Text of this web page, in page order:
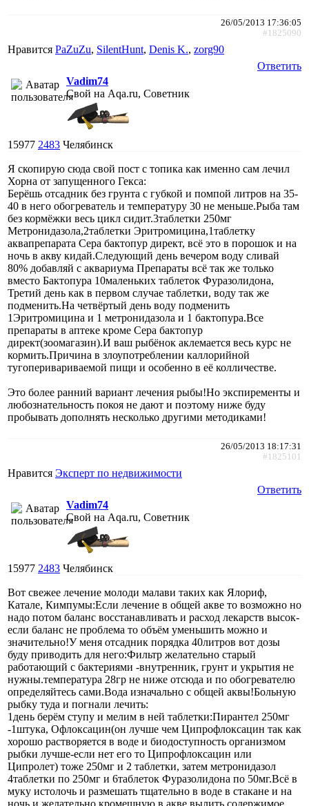
26/05/2013 17:36:05
#1825090
Нравится PaZuZu, SilentHunt, Denis K., zorg90
Ответить
Vadim74
Свой на Aqa.ru, Советник
15977 2483 Челябинск
Я скопирую сюда свой пост с топика как именно сам лечил
Хорна от запущенного Гекса:
Берёшь отсадник без грунта с губкой и помпой литров на 35-
40 в него обогреватель и температуру 30 не меньше.Рыба там
без кормёжки весь цикл сидит.3таблетки 250мг
Метронидазола,2таблетки Эритромицина,1таблетку
аквапрепарата Сера бактопур директ, всё это в порошок и на
ночь в акву кидай.Следующий день вечером воду сливай
80% добавляй с аквариума Препараты всё так же только
вместо Бактопура 10маленьких таблеток Фуразолидона,
Третий день как в первом случае таблетки, воду так же
подменить.На четвёртый день воду подменить
1Эритромицина и 1 метронидазола и 1 бактопура.Все
препараты в аптеке кроме Сера бактопур
директ(зоомагазин).И ваш рыбёнок аклемается весь курс не
кормить.Причина в злоупотреблении каллорийной
тугоперивариваемой пищи и особенно в её колличестве.
Это более ранний вариант лечения рыбы!Но экспиременты и
любознательность покоя не дают и поэтому ниже буду
пробывать дополнять несколько другими методиками!
26/05/2013 18:17:31
#1825101
Нравится Эксперт по недвижимости
Ответить
Vadim74
Свой на Aqa.ru, Советник
15977 2483 Челябинск
Вот свежее лечение молоди малави таких как Ялориф,
Катале, Кимпумы:Если лечение в общей акве то возможно но
надо потом баланс восстанавливать и расход лекарств высок-
если баланс не проблема то объём уменьшить можно и
значительно!У меня отсадник порядка 40литров вот дозы
буду приводить для него:Фильтр желательно старый
работающий с бактериями -внутренник, грунт и укрытия не
нужны.температура 28гр не ниже отсюда и по обогревателю
определяйтесь сами.Вода изначально с общей аквы!Больную
рыбку туда и погнали лечить:
1день берём ступу и мелим в ней таблетки:Пирантел 250мг
-1штука, Офлоксацин(он лучше чем Ципрофлоксацин так как
хорошо растворяется в воде и биодоступность организмом
рыбки лучше-если нет его то Ципрофлоксацин или
Ципролет) тоже 250мг и 2 таблетки, затем метронидазол
4таблетки по 250мг и 6таблеток Фуразолидона по 50мг.Всё в
муку истолочь и размешать тщательно в воде в стакане и на
ночь и желательно кромешную в акве вылить содержимое